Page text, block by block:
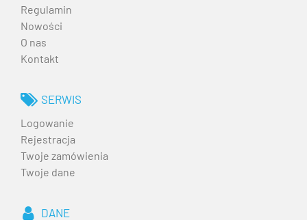
Regulamin
Nowości
O nas
Kontakt
SERWIS
Logowanie
Rejestracja
Twoje zamówienia
Twoje dane
DANE